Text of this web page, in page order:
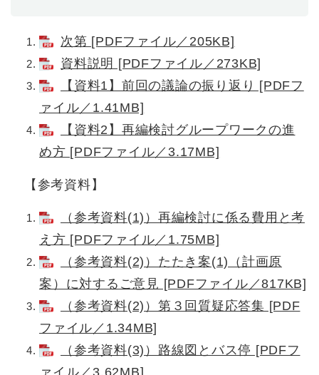
次第 [PDFファイル／205KB]
資料説明 [PDFファイル／273KB]
【資料1】前回の議論の振り返り [PDFフ
ァイル／1.41MB]
【資料2】再編検討グループワークの進
め方 [PDFファイル／3.17MB]
【参考資料】
（参考資料(1)）再編検討に係る費用と考
え方 [PDFファイル／1.75MB]
（参考資料(2)）たたき案(1)（計画原
案）に対するご意見 [PDFファイル／817KB]
（参考資料(2)）第３回質疑応答集 [PDF
ファイル／1.34MB]
（参考資料(3)）路線図とバス停 [PDFフ
ァイル／3.62MB]